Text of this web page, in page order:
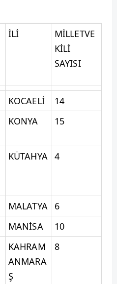
İLİ
MİLLETVE
KİLİ
SAYISI
KOCAELİ
14
KONYA 15
KÜTAHYA 4
MALATYA
6
MANİSA
10
KAHRAM
ANMARA
Ş
8